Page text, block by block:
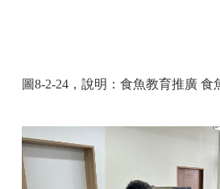
圖8-2-24 ，說明：食魚教育推廣 食